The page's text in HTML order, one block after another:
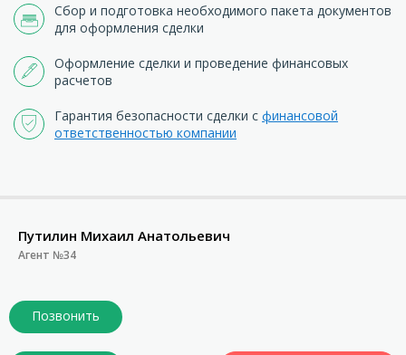
Сбор и подготовка необходимого пакета документов
для оформления сделки
Оформление сделки и проведение финансовых
расчетов
Гарантия безопасности сделки с финансовой
ответственностью компании
Путилин Михаил Анатольевич
Агент №34